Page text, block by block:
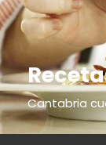
Cantabria